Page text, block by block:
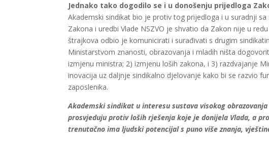
Jednako tako dogodilo se i u donošenju prijedloga
Akademski sindikat bio je protiv tog prijedloga i u suradnji
Zakona i uredbi Vlade NSZVO je shvatio da Zakon nije u
štrajkova odbio je komunicirati i surađivati s drugim
Ministarstvom znanosti, obrazovanja i mladih ništa
izmjenu ministra; 2) izmjenu loših zakona, i 3) razdvajanje
inovacija uz daljnje sindikalno djelovanje kako bi se razvio
zaposlenika.
Akademski sindikat u interesu sustava visokog
prosvjeduju protiv loših rješenja koje je donijela Vlada, a
trenutačno ima ljudski potencijal s puno više znanja,